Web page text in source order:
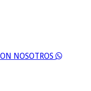
NOSOTROS